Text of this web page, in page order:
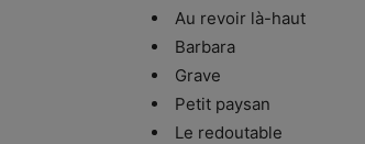
Au revoir là-haut
Barbara
Grave
Petit paysan
Le redoutable